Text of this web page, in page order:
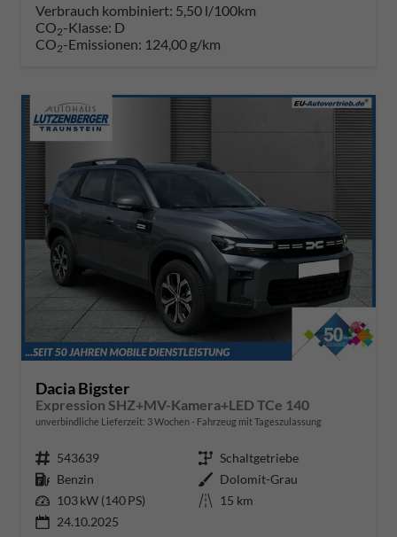
Verbrauch kombiniert: 5,50 l/100km
CO2-Klasse: D
CO2-Emissionen: 124,00 g/km
Dacia Bigster
Expression SHZ+MV-Kamera+LED TCe 140
unverbindliche Lieferzeit: 3 Wochen Fahrzeug mit Tageszulassung
Fahrzeugnr. 543639 Getriebe Schaltgetriebe
Kraftstoff Benzin Außenfarbe Dolomit-Grau
Leistung 103 kW (140 PS) Kilometerstand 15 km
24.10.2025